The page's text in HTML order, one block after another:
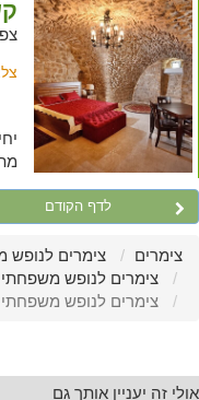
לדף הקודם
צימרים
צימרים לנופש
צימרים לנופש משפחתי
צימרים לנופש
אולי זה יעניין אותך גם